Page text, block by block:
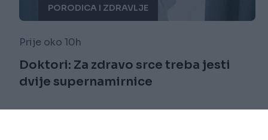
PORODICA I ZDRAVLJE
Prije oko 10h
Doktori: Za zdravo srce treba jesti
dvije supernamirnice